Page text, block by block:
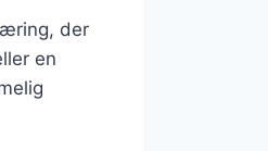
der
en